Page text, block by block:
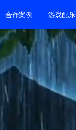
合作案例 游戏配乐